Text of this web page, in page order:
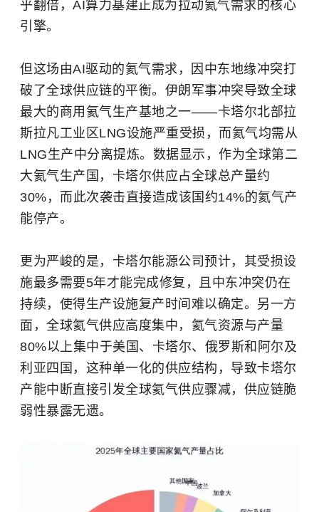
乎翻倍，AI算力基建正成为拉动氦气需求的核心
引擎。
但这场由AI驱动的氦气需求，因中东地缘冲突打
破了全球供应链的平衡。伊朗军事冲突导致全球
最大的商用氦气生产基地之一——卡塔尔北部拉
斯拉凡工业区LNG设施严重受损，而氦气均需从
LNG生产中分离提炼。数据显示，作为全球第二
大氦气生产国，卡塔尔供应占全球总产量约
30%，而此次袭击直接造成该国约14%的氦气产
能停产。
更为严峻的是，卡塔尔能源公司预计，其受损设
施最多需要5年才能完成修复，且中东冲突仍在
持续，使得生产设施复产时间难以确定。另一方
面，全球氦气供应高度集中，氦气资源与产量
80%以上集中于美国、卡塔尔、俄罗斯和阿尔及
利亚四国，这种单一化的供应结构，导致卡塔尔
产能中断直接引发全球氦气供应骤减，供应链脆
弱性暴露无遗。